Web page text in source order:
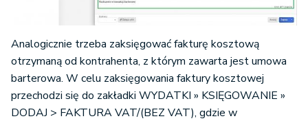
Analogicznie trzeba zaksięgować fakturę kosztową
otrzymaną od kontrahenta, z którym zawarta jest umowa
barterowa. W celu zaksięgowania faktury kosztowej
przechodzi się do zakładki WYDATKI » KSIĘGOWANIE »
DODAJ > FAKTURA VAT/(BEZ VAT), gdzie w